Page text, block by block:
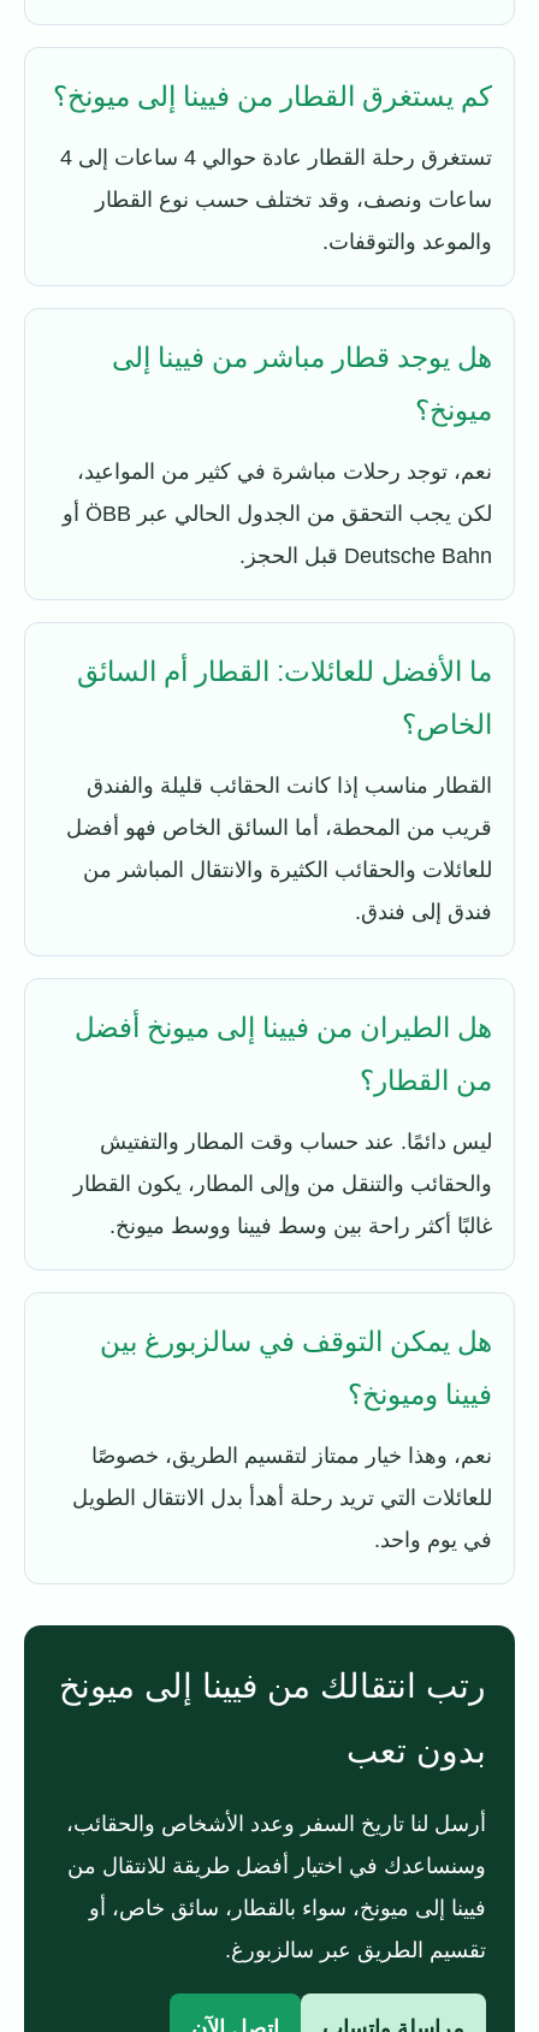
كم يستغرق القطار من فيينا إلى ميونخ؟
تستغرق رحلة القطار عادة حوالي 4 ساعات إلى 4
ساعات ونصف، وقد تختلف حسب نوع القطار
والموعد والتوقفات.
هل يوجد قطار مباشر من فيينا إلى
ميونخ؟
نعم، توجد رحلات مباشرة في كثير من المواعيد،
لكن يجب التحقق من الجدول الحالي عبر ÖBB أو
Deutsche Bahn قبل الحجز.
ما الأفضل للعائلات: القطار أم السائق
الخاص؟
القطار مناسب إذا كانت الحقائب قليلة والفندق
قريب من المحطة، أما السائق الخاص فهو أفضل
للعائلات والحقائب الكثيرة والانتقال المباشر من
فندق إلى فندق.
هل الطيران من فيينا إلى ميونخ أفضل
من القطار؟
ليس دائمًا. عند حساب وقت المطار والتفتيش
والحقائب والتنقل من وإلى المطار، يكون القطار
غالبًا أكثر راحة بين وسط فيينا ووسط ميونخ.
هل يمكن التوقف في سالزبورغ بين
فيينا وميونخ؟
نعم، وهذا خيار ممتاز لتقسيم الطريق، خصوصًا
للعائلات التي تريد رحلة أهدأ بدل الانتقال الطويل
في يوم واحد.
رتب انتقالك من فيينا إلى ميونخ
بدون تعب
أرسل لنا تاريخ السفر وعدد الأشخاص والحقائب،
وسنساعدك في اختيار أفضل طريقة للانتقال من
فيينا إلى ميونخ، سواء بالقطار، سائق خاص، أو
تقسيم الطريق عبر سالزبورغ.